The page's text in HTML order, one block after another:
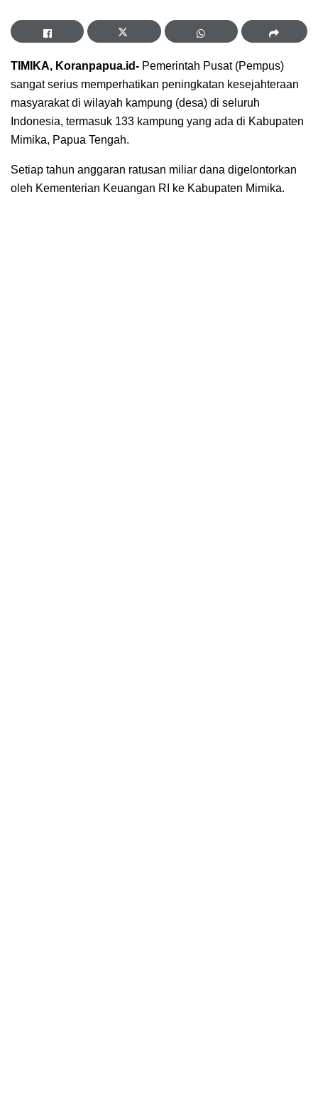
TIMIKA, Koranpapua.id- Pemerintah Pusat (Pempus)
sangat serius memperhatikan peningkatan kesejahteraan
masyarakat di wilayah kampung (desa) di seluruh
Indonesia, termasuk 133 kampung yang ada di Kabupaten
Mimika, Papua Tengah.
Setiap tahun anggaran ratusan miliar dana digelontorkan
oleh Kementerian Keuangan RI ke Kabupaten Mimika.